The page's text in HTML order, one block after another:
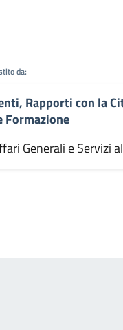
da:
Rapporti con la
Formazione
Generali e Servizi